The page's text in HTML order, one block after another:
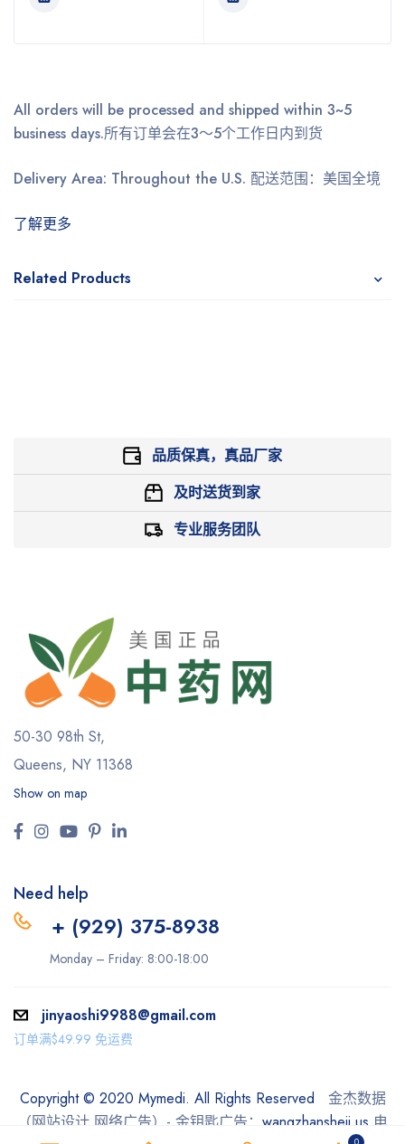
0
All orders will be processed and shipped within 3~5
business days.所有订单会在3～5个工作日内到货
Delivery Area: Throughout the U.S. 配送范围：美国全境
了解更多
Related Products
品质保真，真品厂家
及时送货到家
专业服务团队
50-30 98th St,
Queens, NY 11368
Show on map
Need help
+ (929) 375-8938
Monday – Friday: 8:00-18:00
jinyaoshi9988@gmail.com
订单满$49.99 免运费
Copyright © 2020 Mymedi. All Rights Reserved
金杰数据
（网站设计 网络广告）- 金钥匙广告： wangzhansheji.us 电